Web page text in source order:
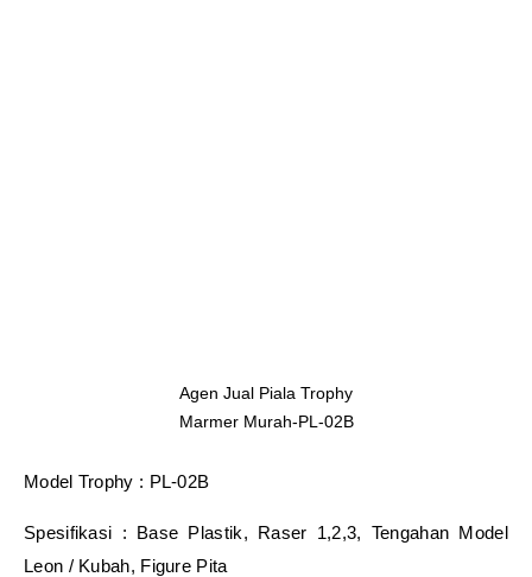
Agen Jual Piala Trophy
Marmer Murah-PL-02B
Model Trophy : PL-02B
Spesifikasi : Base Plastik, Raser 1,2,3, Tengahan Model
Leon / Kubah, Figure Pita